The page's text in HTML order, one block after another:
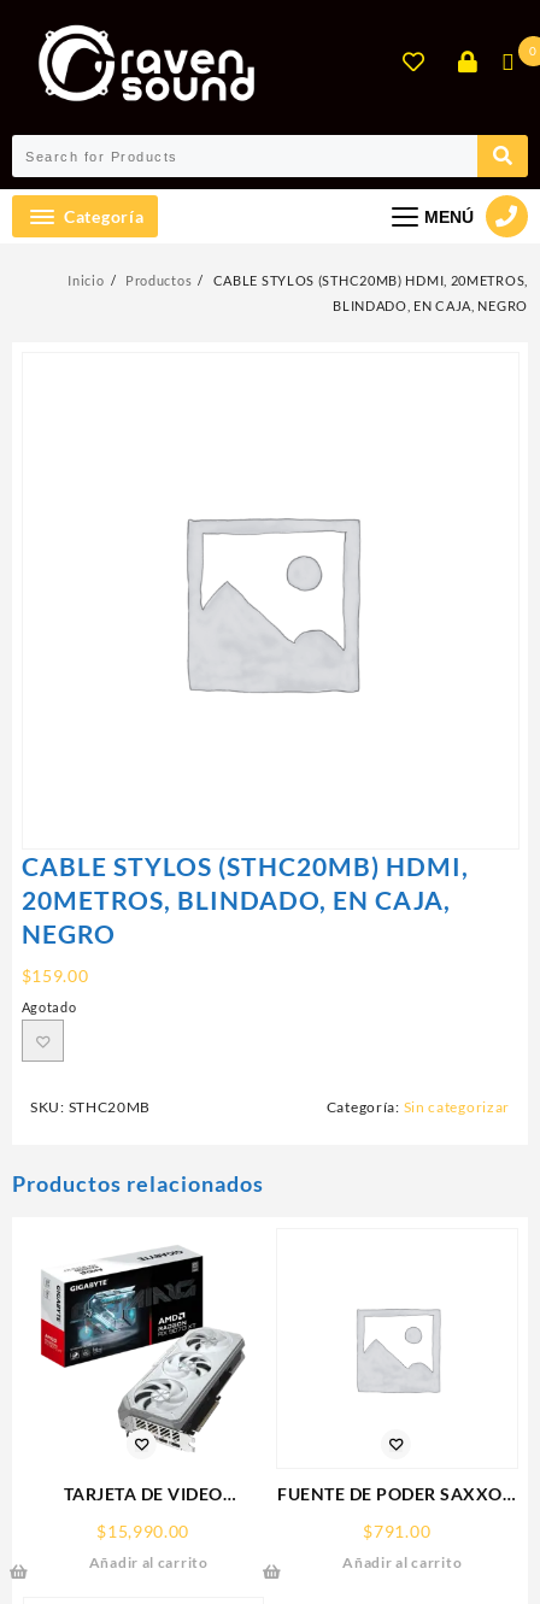
contenido
0
Categoría MENÚ
Inicio Productos
CABLE STYLOS (STHC20MB) HDMI, 20METROS,
BLINDADO, EN CAJA, NEGRO
CABLE STYLOS (STHC20MB) HDMI,
20METROS, BLINDADO, EN CAJA,
NEGRO
$159.00
Agotado
SKU: STHC20MB Categoría: Sin categorizar
Productos relacionados
TARJETA DE VIDEO
R907XGAMINGOCICE-16GD)
RX 9070
$15,990.00
Añadir al carrito
FUENTE DE PODER SAXXON
REGULADA,12V,10
AMPERES,DISTRIBUIDOR
$791.00
Añadir al carrito